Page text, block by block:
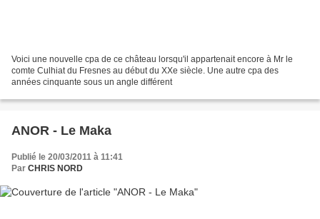
Voici une nouvelle cpa de ce château lorsqu'il appartenait encore à Mr le
comte Culhiat du Fresnes au début du XXe siècle. Une autre cpa des
années cinquante sous un angle différent
ANOR - Le Maka
Publié le 20/03/2011 à 11:41
Par CHRIS NORD